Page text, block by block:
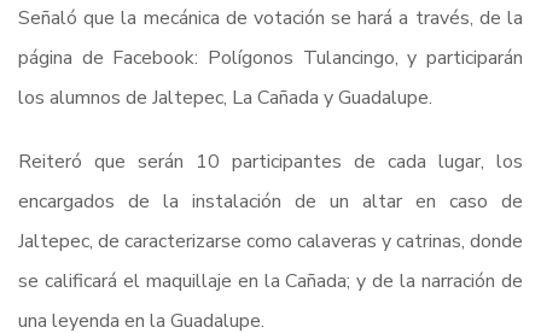
Señaló que la mecánica de votación se hará a través, de la
página de Facebook: Polígonos Tulancingo, y participarán
los alumnos de Jaltepec, La Cañada y Guadalupe.
Reiteró que serán 10 participantes de cada lugar, los
encargados de la instalación de un altar en caso de
Jaltepec, de caracterizarse como calaveras y catrinas, donde
se calificará el maquillaje en la Cañada; y de la narración de
una leyenda en la Guadalupe.